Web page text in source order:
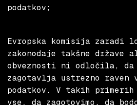
podatkov;
Evropska komisija zaradi
zakonodaje takšne države
obveznosti ni odločila, da
zagotavlja ustrezno raven
podatkov. V takih
vse, da zagotovimo, da